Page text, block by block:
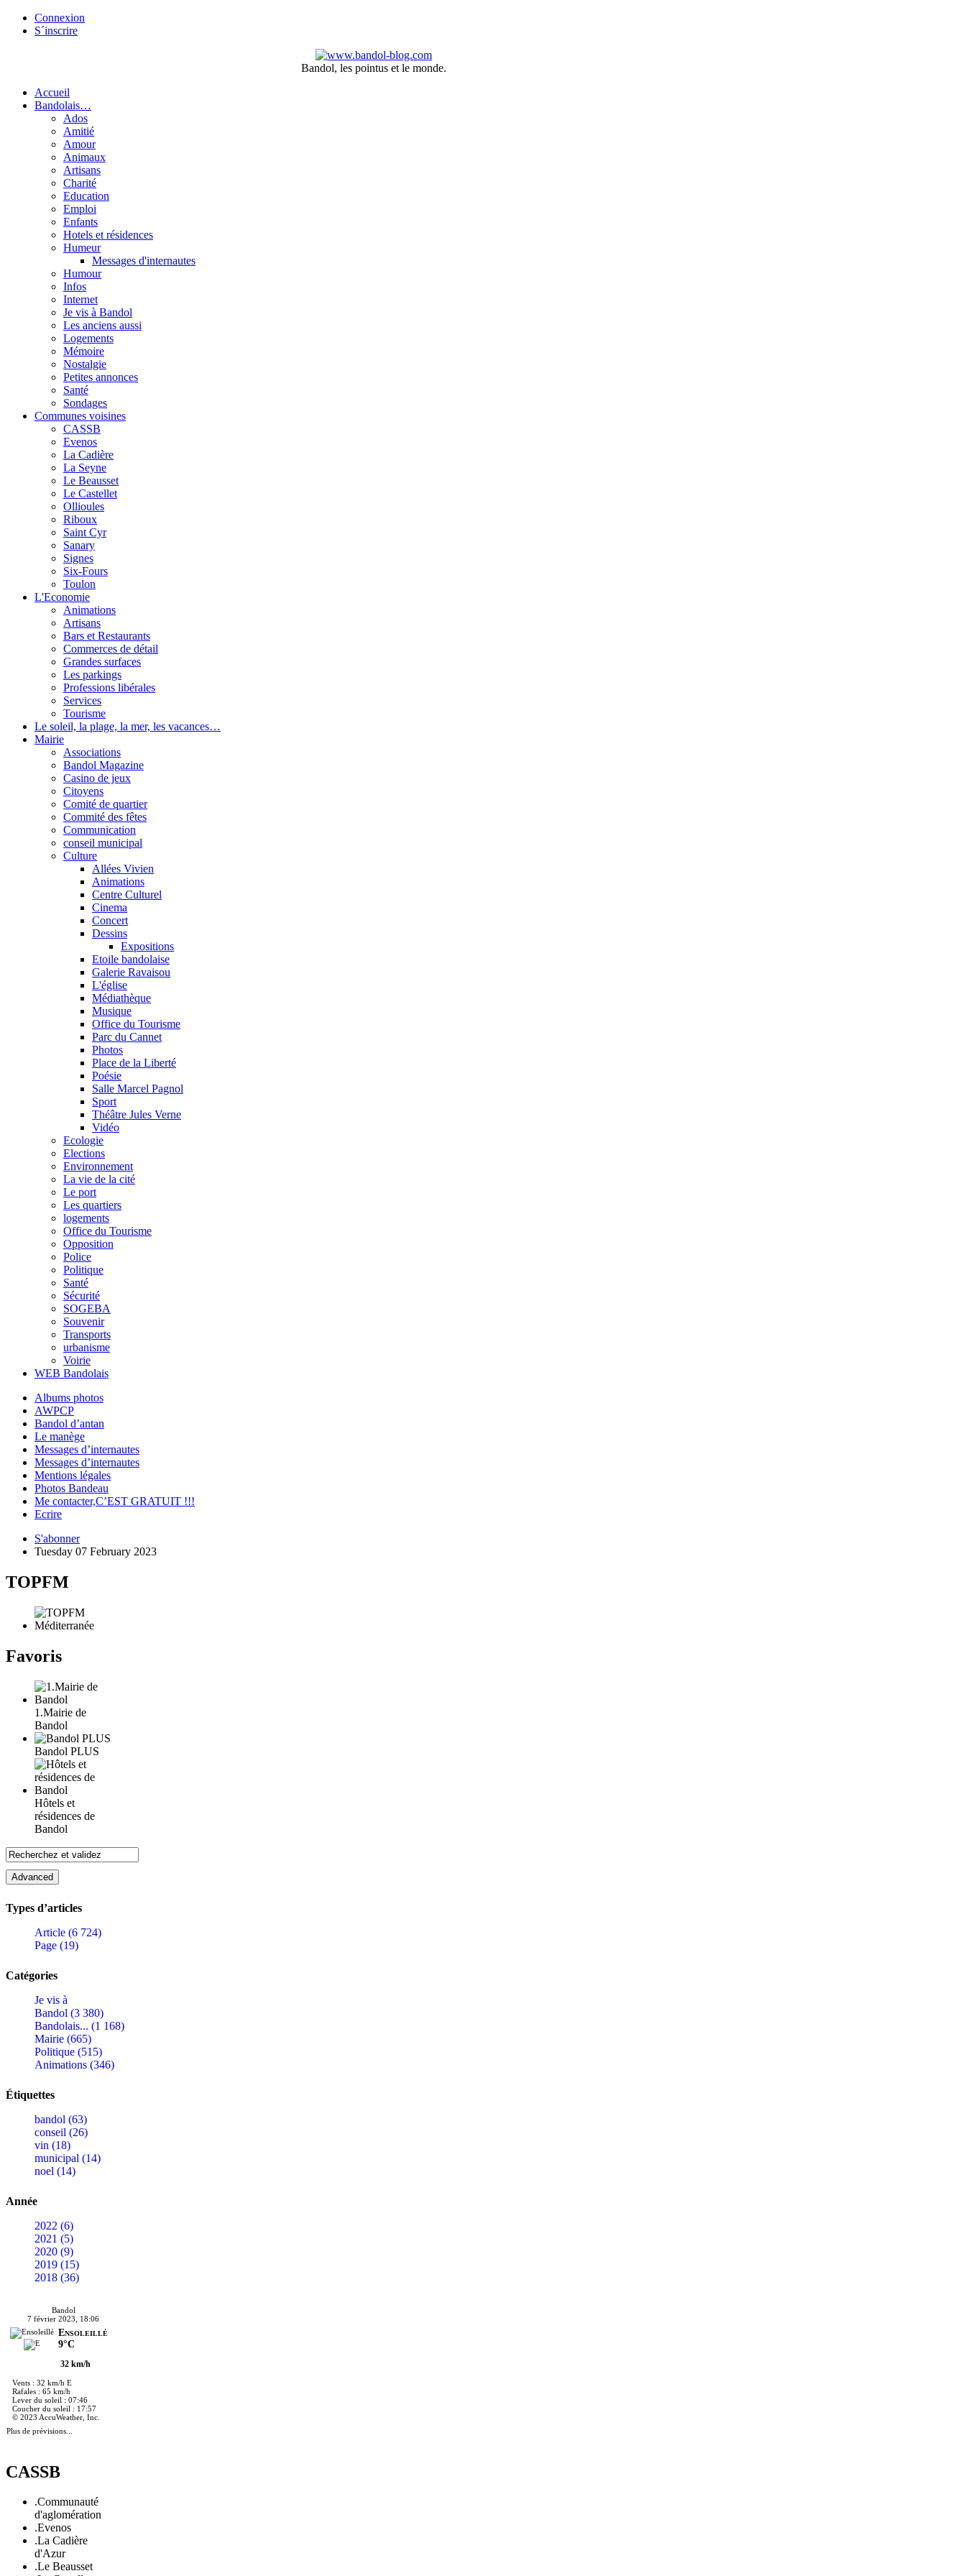
Connexion
S´inscrire
Bandol, les pointus et le monde.
Accueil
Bandolais…
Ados
Amitié
Amour
Animaux
Artisans
Charité
Education
Emploi
Enfants
Hotels et résidences
Humeur
Messages d'internautes
Humour
Infos
Internet
Je vis à Bandol
Les anciens aussi
Logements
Mémoire
Nostalgie
Petites annonces
Santé
Sondages
Communes voisines
CASSB
Evenos
La Cadière
La Seyne
Le Beausset
Le Castellet
Ollioules
Riboux
Saint Cyr
Sanary
Signes
Six-Fours
Toulon
L'Economie
Animations
Artisans
Bars et Restaurants
Commerces de détail
Grandes surfaces
Les parkings
Professions libérales
Services
Tourisme
Le soleil, la plage, la mer, les vacances…
Mairie
Associations
Bandol Magazine
Casino de jeux
Citoyens
Comité de quartier
Commité des fêtes
Communication
conseil municipal
Culture
Allées Vivien
Animations
Centre Culturel
Cinema
Concert
Dessins
Expositions
Etoile bandolaise
Galerie Ravaisou
L'église
Médiathèque
Musique
Office du Tourisme
Parc du Cannet
Photos
Place de la Liberté
Poésie
Salle Marcel Pagnol
Sport
Théâtre Jules Verne
Vidéo
Ecologie
Elections
Environnement
La vie de la cité
Le port
Les quartiers
logements
Office du Tourisme
Opposition
Police
Politique
Santé
Sécurité
SOGEBA
Souvenir
Transports
urbanisme
Voirie
WEB Bandolais
Albums photos
AWPCP
Bandol d’antan
Le manège
Messages d’internautes
Messages d’internautes
Mentions légales
Photos Bandeau
Me contacter,C’EST GRATUIT !!!
Ecrire
S'abonner
Tuesday 07 February 2023
TOPFM
Favoris
1.Mairie de
Bandol
Bandol PLUS
Hôtels et
résidences de
Bandol
Types d’articles
Article (6 724)
Page (19)
Catégories
Je vis à
Bandol (3 380)
Bandolais... (1 168)
Mairie (665)
Politique (515)
Animations (346)
Étiquettes
bandol (63)
conseil (26)
vin (18)
municipal (14)
noel (14)
Année
2022 (6)
2021 (5)
2020 (9)
2019 (15)
2018 (36)
Bandol
7 février 2023, 18:06
Ensoleillé
9°C
32 km/h
Vents : 32 km/h E
Rafales : 65 km/h
Lever du soleil : 07:46
Coucher du soleil : 17:57
© 2023 AccuWeather, Inc.
Plus de prévisions...
CASSB
.Communauté
d'aglomération
.Evenos
.La Cadière
d'Azur
.Le Beausset